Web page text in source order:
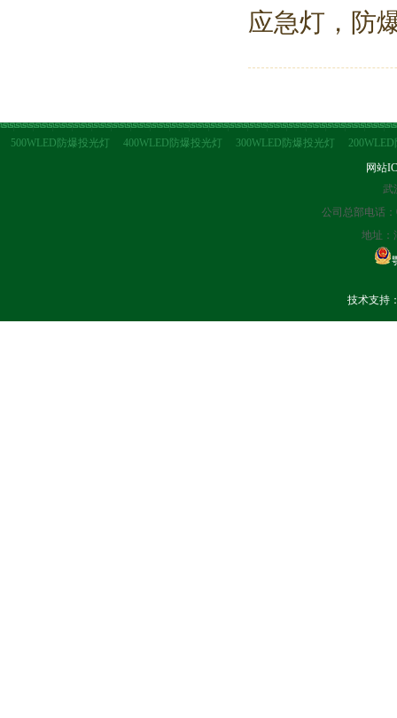
应急灯，防
500WLED防爆投光灯 400WLED防爆投光灯 300WLED防爆投光灯
网站
武
公司总部电话
地址：
技术支持